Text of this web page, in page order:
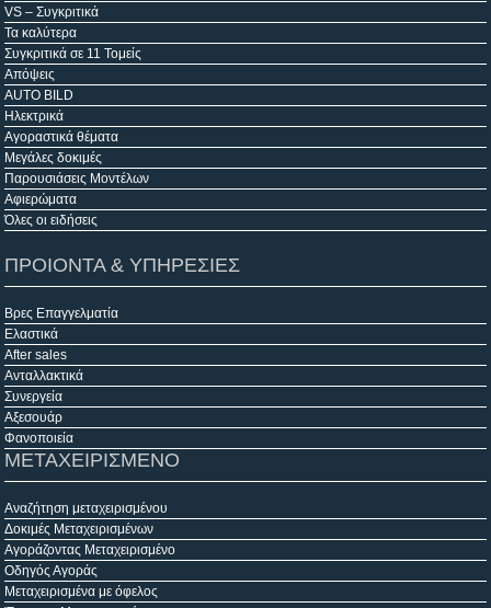
VS – Συγκριτικά
Τα καλύτερα
Συγκριτικά σε 11 Τομείς
Απόψεις
AUTO BILD
Ηλεκτρικά
Αγοραστικά θέματα
Μεγάλες δοκιμές
Παρουσιάσεις Μοντέλων
Αφιερώματα
Όλες οι ειδήσεις
ΠΡΟΙΟΝΤΑ & ΥΠΗΡΕΣΙΕΣ
Βρες Επαγγελματία
Ελαστικά
After sales
Ανταλλακτικά
Συνεργεία
Αξεσουάρ
Φανοποιεία
ΜΕΤΑΧΕΙΡΙΣΜΕΝΟ
Αναζήτηση μεταχειρισμένου
Δοκιμές Μεταχειρισμένων
Αγοράζοντας Μεταχειρισμένο
Οδηγός Αγοράς
Μεταχειρισμένα με όφελος